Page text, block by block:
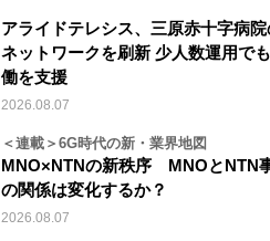
アライドテレシス、三原赤十字病
ネットワークを刷新 少人数運用で
働を支援
2026.08.07
＜連載＞6G時代の新・業界地図
MNO×NTNの新秩序 MNOとNTN
の関係は変化するか？
2026.08.07